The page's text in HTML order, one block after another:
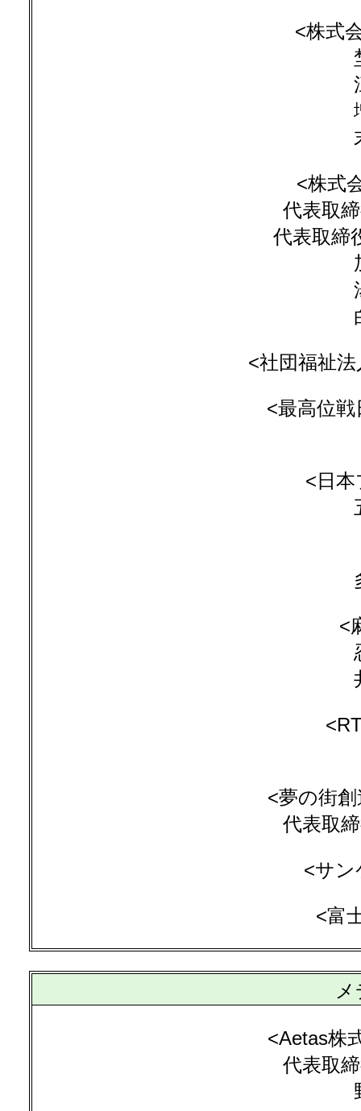
<株式
<株式
代表取
代表取締
<社団福祉
<最高位
<日
<
<夢の街
代表取
<サン
<富
<Aetas株
代表取